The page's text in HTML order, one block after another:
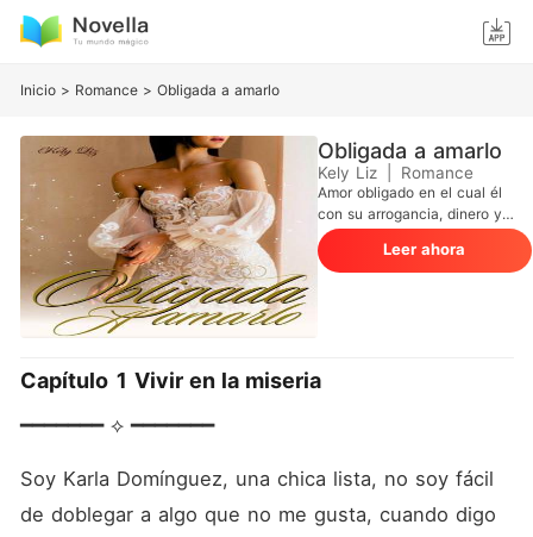
Inicio > Romance > Obligada a amarlo
Obligada a amarlo
Kely Liz Romance
Amor obligado en el cual él
con su arrogancia, dinero y
poder cree tener el mundo a
sus pies, pero no tiene el
amor. Por esto está
demás, solo para satisfacer
salida y desesperación. Ella
es una jovencita que vive
con su madre, quien es
Leer ahora
Capítulo 1 Vivir en la miseria
━━━━━━━ ⟡ ━━━━━━━
Soy Karla Domínguez, una chica lista, no soy fácil
de doblegar a algo que no me gusta, cuando digo